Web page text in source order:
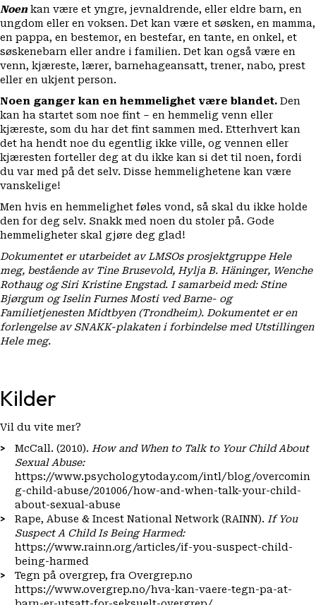
Noenkan være et yngre, jevnaldrende, eller eldre barn, en
ungdom eller en voksen. Det kan være et søsken, en mamma,
en pappa, en bestemor, en bestefar, en tante, en onkel, et
søskenebarn eller andre i familien. Det kan også være en
venn, kjæreste, lærer, barnehageansatt, trener, nabo, prest
eller en ukjent person.
Noen ganger kan en hemmelighet være blandet. Den
kan ha startet som noe fint – en hemmelig venn eller
kjæreste, som du har det fint sammen med. Etterhvert kan
det ha hendt noe du egentlig ikke ville, og vennen eller
kjæresten forteller deg at du ikke kan si det til noen, fordi
du var med på det selv. Disse hemmelighetene kan være
vanskelige!
Men hvis en hemmelighet føles vond, så skal du ikke holde
den for deg selv. Snakk med noen du stoler på. Gode
hemmeligheter skal gjøre deg glad!
Dokumentet er utarbeidet av LMSOs prosjektgruppe Hele
meg, bestående av Tine Brusevold, Hylja B. Häninger, Wenche
Rothaug og Siri Kristine Engstad. I samarbeid med: Stine
Bjørgum og Iselin Furnes Mosti ved Barne- og
Familietjenesten Midtbyen (Trondheim). Dokumentet er en
forlengelse avSNAKK-plakateni forbindelse med Utstillingen
Hele meg.
Kilder
Vil du vite mer?
McCall. (2010). How and When to Talk to Your Child About
Sexual Abuse:
https://www.psychologytoday.com/intl/blog/overcomin
g-child-abuse/201006/how-and-when-talk-your-child-
about-sexual-abuse
Rape, Abuse & Incest National Network (RAINN). If You
Suspect A Child Is Being Harmed:
https://www.rainn.org/articles/if-you-suspect-child-
being-harmed
Tegn på overgrep, fra Overgrep.no
https://www.overgrep.no/hva-kan-vaere-tegn-pa-at-